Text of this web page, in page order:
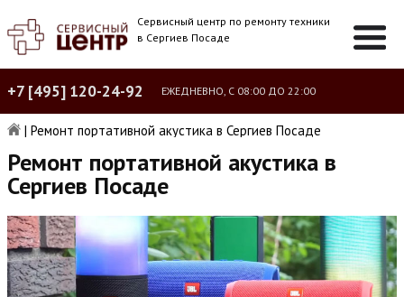
Сервисный центр по ремонту техники
в Сергиев Посаде
+7 [495] 120-24-92 ЕЖЕДНЕВНО, С 08:00 ДО 22:00
| Ремонт портативной акустика в Сергиев Посаде
Ремонт портативной акустика в
Сергиев Посаде